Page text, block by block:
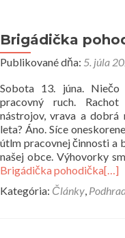
Brigádička
Publikované dňa: 5. júla
Sobota 13. júna.
pracovný ruch.
nástrojov, vrava a dobrá
leta? Áno. Síce
útlm pracovnej činnosti a
našej obce. Výhovorky
Brigádička pohodička[…]
Kategória: Články,